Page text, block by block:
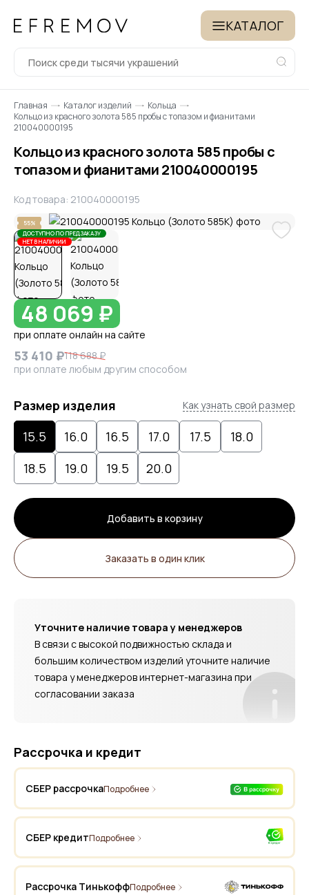
КАТАЛОГ
Главная Каталог изделий
Кольца
Кольцо из красного золота 585 пробы с топазом и фианитами
210040000195
Кольцо из красного золота 585 пробы с
топазом и фианитами 210040000195
Код товара: 210040000195
55%
ДОСТУПНО ПО ПРЕДЗАКАЗУ
НЕТ В НАЛИЧИИ
48 069 ₽
при оплате онлайн на сайте
53 410 ₽118 688 ₽
при оплате любым другим способом
Размер изделия Как узнать свой размер
15.5 16.0 16.5 17.0 17.5
18.0
18.5
19.0 19.5 20.0
Добавить в корзину
Заказать в один клик
Уточните наличие товара у менеджеров
В связи с высокой подвижностью склада и
большим количеством изделий уточните наличие
товара у менеджеров интернет-магазина при
согласовании заказа
Рассрочка и кредит
СБЕР рассрочкаПодробнее
СБЕР кредитПодробнее
Рассрочка ТинькоффПодробнее